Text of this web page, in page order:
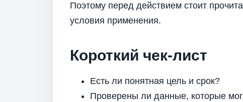
Поэтому перед действием стоит
условия применения.
Короткий чек-лист
Есть ли понятная цель и срок?
Проверены ли данные, которые